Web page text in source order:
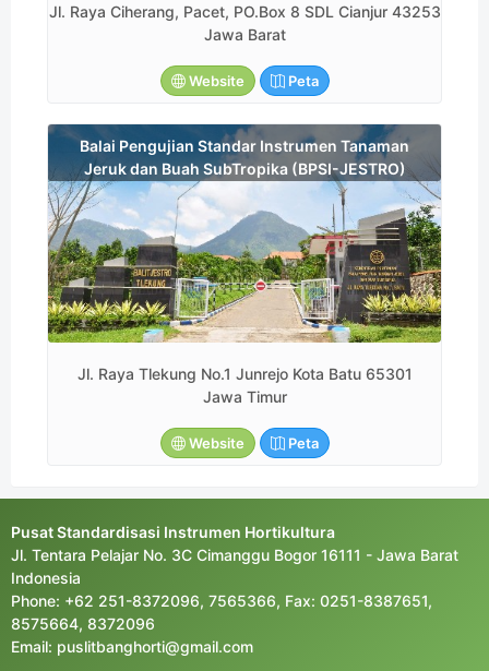
Jl. Raya Ciherang, Pacet, PO.Box 8 SDL Cianjur 43253
Jawa Barat
Website Peta
Balai Pengujian Standar Instrumen Tanaman
Jeruk dan Buah SubTropika (BPSI-JESTRO)
Jl. Raya Tlekung No.1 Junrejo Kota Batu 65301
Jawa Timur
Website Peta
Pusat Standardisasi Instrumen Hortikultura
Jl. Tentara Pelajar No. 3C Cimanggu Bogor 16111 - Jawa Barat
Indonesia
Phone: +62 251-8372096, 7565366, Fax: 0251-8387651,
8575664, 8372096
Email: puslitbanghorti@gmail.com